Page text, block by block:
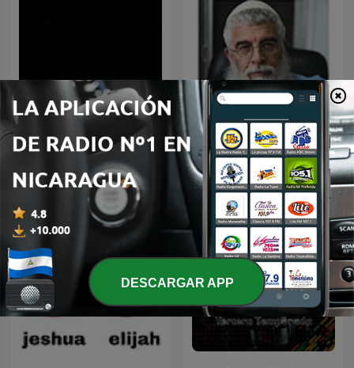
los panchos שיחות הרן
DESCARGAR APP